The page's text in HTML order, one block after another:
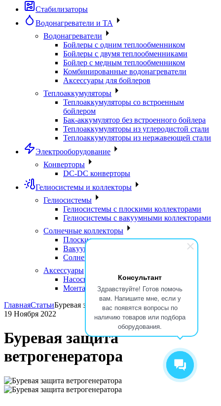
Консультант
Здравствуйте! Готов помочь
вам. Напишите мне, если у
вас появятся вопросы по
наличию товаров или подбора
оборудования.
Стабилизаторы
Водонагреватели и ТА
Водонагреватели
Бойлеры с одним теплообменником
Бойлеры с двумя теплообменниками
Бойлер с медным теплообменником
Комбинированные водонагреватели
Аксессуары для бойлеров
Теплоаккумуляторы
Теплоаккумуляторы со встроенным
бойлером
Бак-аккумулятор без встроенного бойлера
Теплоаккумуляторы из углеродистой стали
Теплоаккумуляторы из нержавеющей стали
Электрооборудование
Конверторы
DC-DC конверторы
Гелиосистемы и коллекторы
Гелиосистемы
Гелиосистемы с плоскими коллекторами
Гелиосистемы с вакуумными коллекторами
Солнечные коллекторы
Плоские солнечные коллекторы
Вакуумные солнечные коллекторы
Солнечные водонагреватели
Аксессуары
Насосные группы
Монтажные элементы
ГлавнаяСтатьиБуревая защита ветрогенератора
19 Ноября 2022
Буревая защита
ветрогенератора